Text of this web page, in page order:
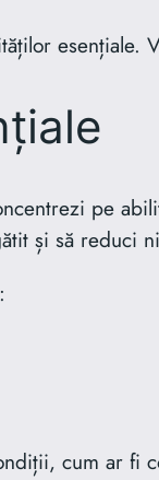
esențiale.
pe
și să reduci
cum ar fi